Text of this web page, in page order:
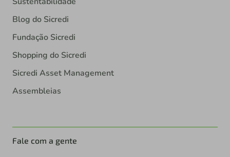
Blog do Sicredi
Fundação Sicredi
Shopping do Sicredi
Sicredi Asset Management
Assembleias
Fale com a gente